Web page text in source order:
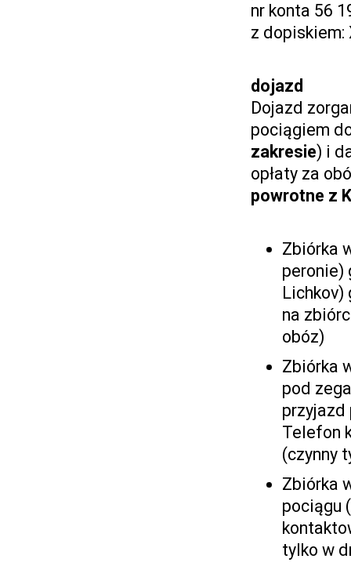
nr konta 56
z dopiskiem:
dojazd
Dojazd
pociągiem
zakresie) i
opłaty za
powrotne z
Zbiórka
peronie)
na
obóz)
Zbiórka
pod
przyjazd
Telefon
(czynny
Zbiórka
pociągu
tylko w